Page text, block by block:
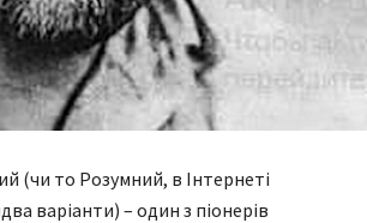
(чи то Розумний, в Інтернеті
варіанти) – один з піонерів